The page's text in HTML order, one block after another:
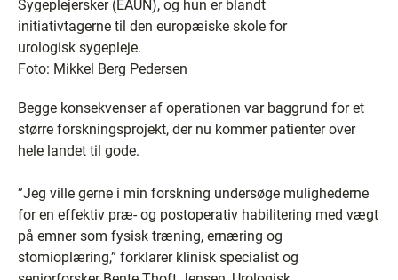
Sygeplejersker (EAUN), og hun er blandt
initiativtagerne til den europæiske skole for
urologisk sygepleje.
Foto: Mikkel Berg Pedersen
Begge konsekvenser af operationen var baggrund for et
større forskningsprojekt, der nu kommer patienter over
hele landet til gode.
”Jeg ville gerne i min forskning undersøge mulighederne
for en effektiv præ- og postoperativ habilitering med vægt
på emner som fysisk træning, ernæring og
stomioplæring,” forklarer klinisk specialist og